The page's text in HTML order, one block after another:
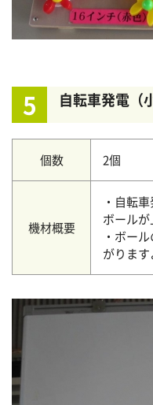
5 自転車発電（
個数 2個
機材概要
・自転
ボールが
・ボー
がります